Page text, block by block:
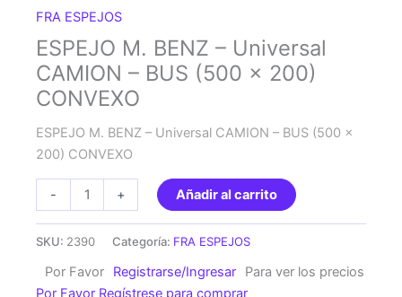
FRA ESPEJOS
ESPEJO M. BENZ – Universal
CAMION – BUS (500 x 200)
CONVEXO
ESPEJO M. BENZ – Universal CAMION – BUS (500 x
200) CONVEXO
-
M.
Universal
+ Añadir al carrito
SKU: 2390 Categoría: FRA ESPEJOS
Por Favor Registrarse/Ingresar
Para ver los precios
Por Favor Regístrese para comprar